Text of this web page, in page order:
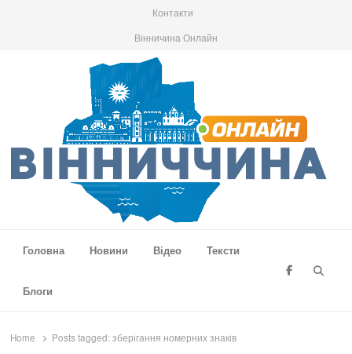
Контакти
Вінничина Онлайн
Головна
Новини Відео Тексти
Блоги
Home Posts tagged:зберігання номерних знаків